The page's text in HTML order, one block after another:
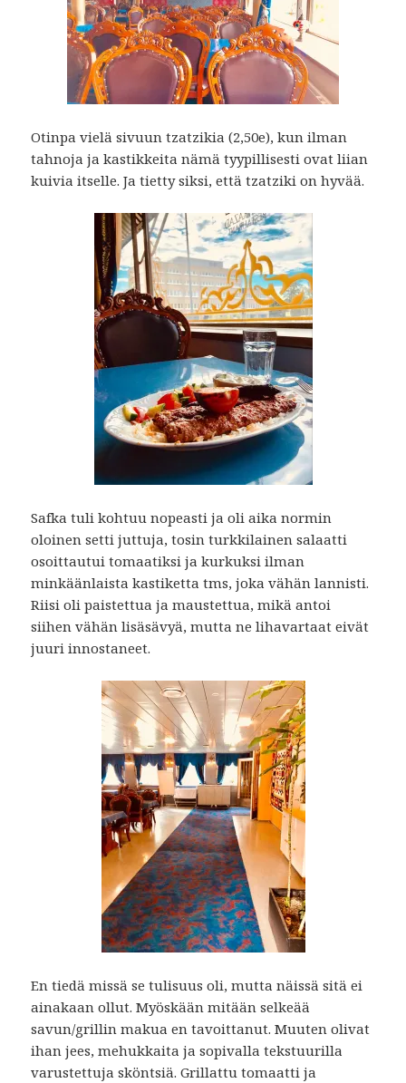
Otinpa vielä sivuun tzatzikia (2,50e), kun ilman
tahnoja ja kastikkeita nämä tyypillisesti ovat liian
kuivia itselle. Ja tietty siksi, että tzatziki on hyvää.
Safka tuli kohtuu nopeasti ja oli aika normin
oloinen setti juttuja, tosin turkkilainen salaatti
osoittautui tomaatiksi ja kurkuksi ilman
minkäänlaista kastiketta tms, joka vähän lannisti.
Riisi oli paistettua ja maustettua, mikä antoi
siihen vähän lisäsävyä, mutta ne lihavartaat eivät
juuri innostaneet.
En tiedä missä se tulisuus oli, mutta näissä sitä ei
ainakaan ollut. Myöskään mitään selkeää
savun/grillin makua en tavoittanut. Muuten olivat
ihan jees, mehukkaita ja sopivalla tekstuurilla
varustettuja sköntsiä. Grillattu tomaatti ja